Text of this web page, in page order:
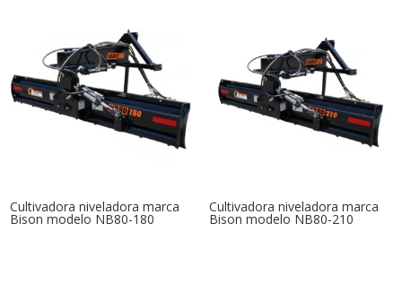
Cultivadora niveladora marca
Bison modelo NB80-180
Cultivadora niveladora marca
Bison modelo NB80-210